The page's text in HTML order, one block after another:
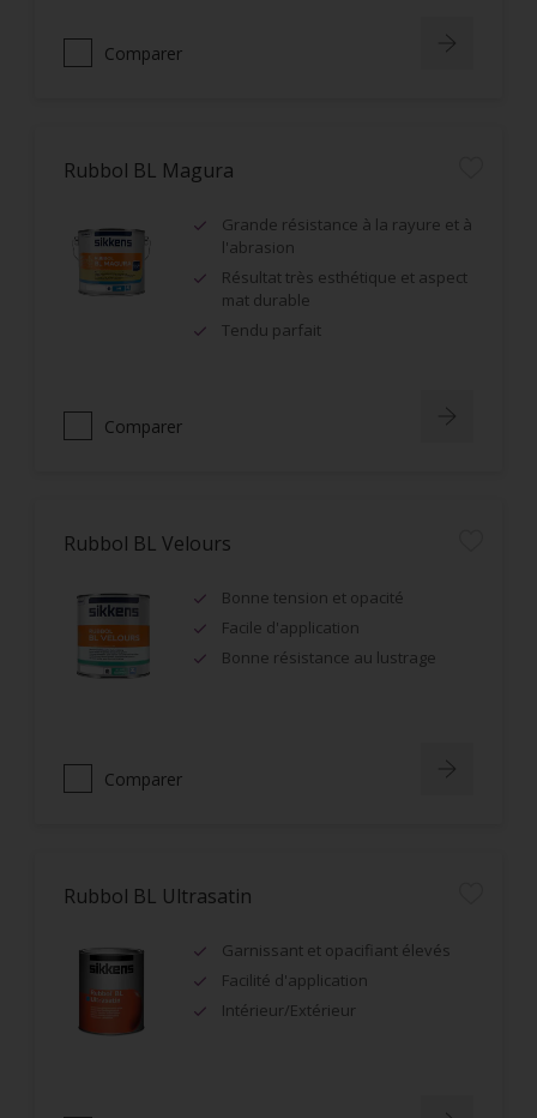
Comparer
Rubbol BL Magura
Grande résistance à la rayure et à
l'abrasion
Résultat très esthétique et aspect
mat durable
Tendu parfait
Comparer
Rubbol BL Velours
Bonne tension et opacité
Facile d'application
Bonne résistance au lustrage
Comparer
Rubbol BL Ultrasatin
Garnissant et opacifiant élevés
Facilité d'application
Intérieur/Extérieur